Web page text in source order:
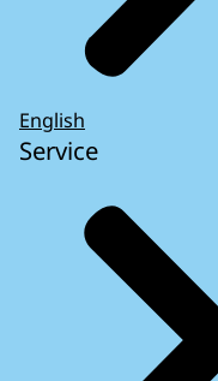
English
Service